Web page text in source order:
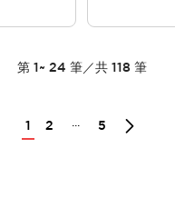
第 1~ 24 筆／共 118 筆
1 2 ... 5